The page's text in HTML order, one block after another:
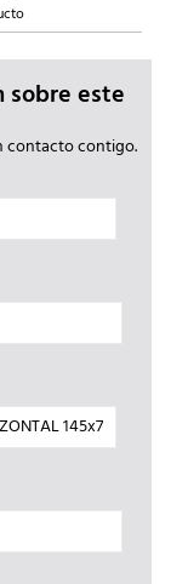
sobre este
contacto contigo.